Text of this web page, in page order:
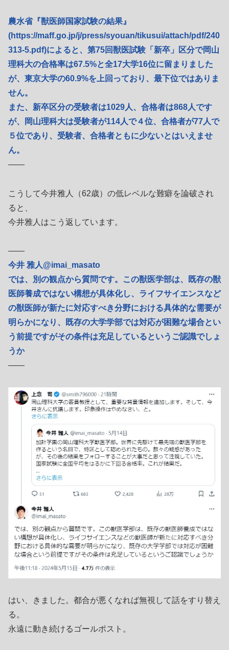
農水省『獣医師国家試験の結果』
(https://maff.go.jp/j/press/syouan/tikusui/attach/pdf/240
313-5.pdf)によると、第75回獣医試験「新卒」区分で岡山
理科大の合格率は67.5%と全17大学16位に留まりました
が、東京大学の60.9%を上回っており、最下位ではありま
せん。
また、新卒区分の受験者は1029人、合格者は868人です
が、岡山理科大は受験者が114人で４位、合格者が77人で
５位であり、受験者、合格者ともに少ないとはいえませ
ん。
――
こうして今井雅人（62歳）の低レベルな難癖を論破され
ると、
今井雅人はこう返しています。
――
今井 雅人@imai_masato
では、別の観点から質問です。この獣医学部は、既存の獣
医師養成ではない構想が具体化し、ライフサイエンスなど
の獣医師が新たに対応すべき分野における具体的な需要が
明らかになり、既存の大学学部では対応が困難な場合とい
う前提ですがその条件は充足しているというご認識でしょ
うか
――
はい、きました。都合が悪くなれば無視して話をすり替え
る。
永遠に動き続けるゴールポスト。